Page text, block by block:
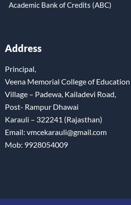
Academic Bank of Credits (ABC)
Address
Principal,
Veena Memorial College of Education
Village – Padewa, Kailadevi Road,
Post- Rampur Dhawai
Karauli – 322241 (Rajasthan)
Email: vmcekarauli@gmail.com
Mob: 9928054009